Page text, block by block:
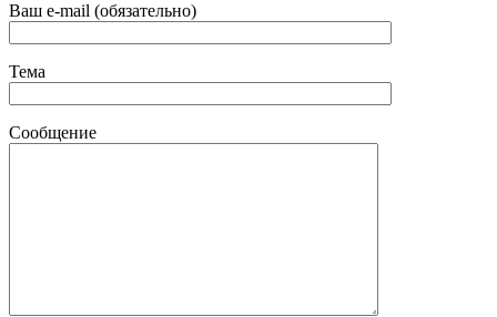
Ваш e-mail (обязательно)
Тема
Сообщение